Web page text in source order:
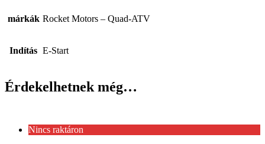
márkák Rocket Motors – Quad-ATV
Indítás E-Start
Érdekelhetnek még…
Nincs raktáron